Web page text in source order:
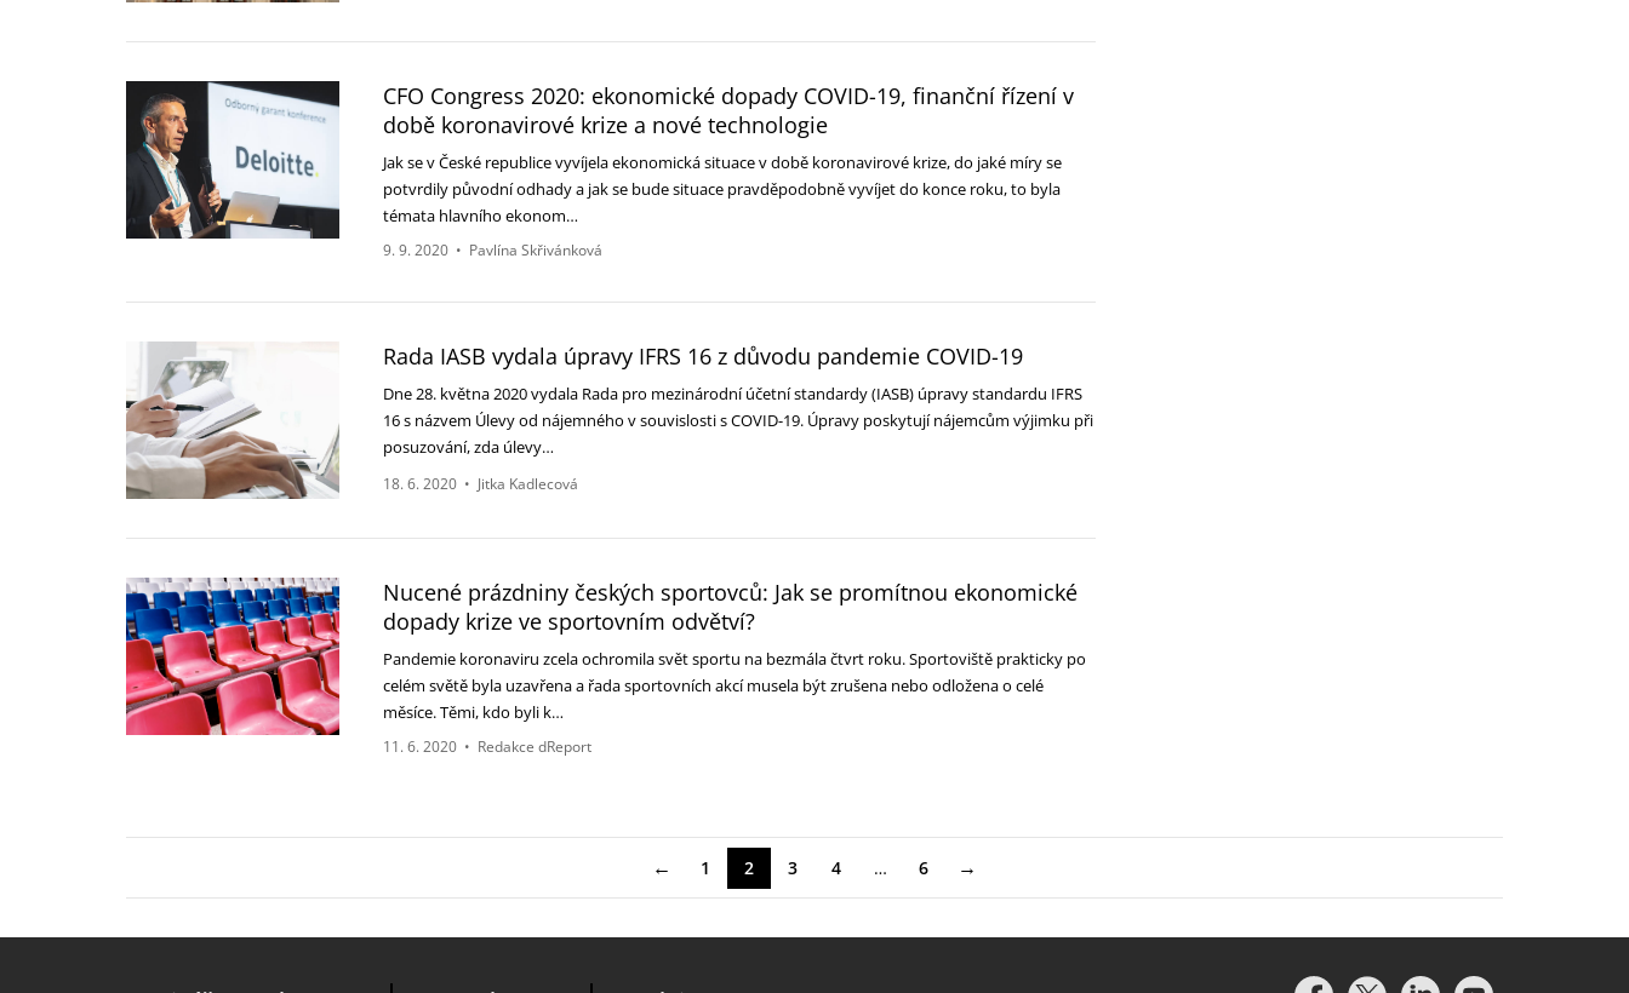
CFO Congress 2020: ekonomické dopady COVID-19, finanční řízení v
době koronavirové krize a nové technologie
Jak se v České republice vyvíjela ekonomická situace v době koronavirové krize, do jaké míry se
potvrdily původní odhady a jak se bude situace pravděpodobně vyvíjet do konce roku, to byla
témata hlavního ekonom…
9. 9. 2020 • Pavlína Skřivánková
Rada IASB vydala úpravy IFRS 16 z důvodu pandemie COVID-19
Dne 28. května 2020 vydala Rada pro mezinárodní účetní standardy (IASB) úpravy standardu IFRS
16 s názvem Úlevy od nájemného v souvislosti s COVID-19. Úpravy poskytují nájemcům výjimku při
posuzování, zda úlevy…
18. 6. 2020 • Jitka Kadlecová
Nucené prázdniny českých sportovců: Jak se promítnou ekonomické
dopady krize ve sportovním odvětví?
Pandemie koronaviru zcela ochromila svět sportu na bezmála čtvrt roku. Sportoviště prakticky po
celém světě byla uzavřena a řada sportovních akcí musela být zrušena nebo odložena o celé
měsíce. Těmi, kdo byli k…
11. 6. 2020 • Redakce dReport
← 1 2 3 4 … 6 →